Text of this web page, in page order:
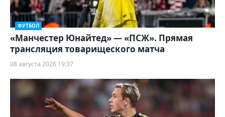
ФУТБОЛ
«Манчестер Юнайтед» — «ПСЖ». Прямая
трансляция товарищеского матча
08 августа 2026 19:37